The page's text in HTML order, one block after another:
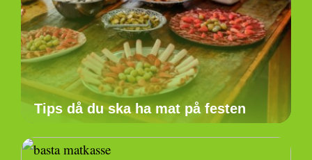
Tips då du ska ha mat på festen